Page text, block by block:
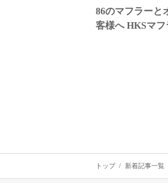
86のマフラーと
客様へ HKSマ
トップ 新着記事一覧